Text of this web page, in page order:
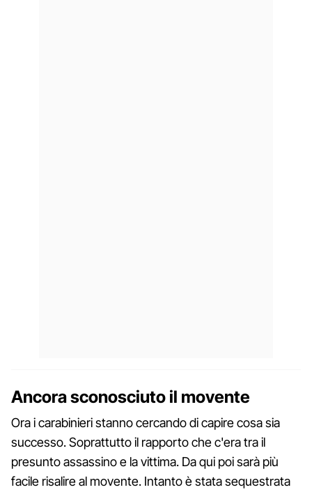
Ancora sconosciuto il movente
Ora i carabinieri stanno cercando di capire cosa sia
successo. Soprattutto il rapporto che c'era tra il
presunto assassino e la vittima. Da qui poi sarà più
facile risalire al movente. Intanto è stata sequestrata